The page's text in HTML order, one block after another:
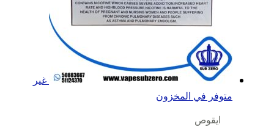
غير
متوفر في المخزون
ايقوص